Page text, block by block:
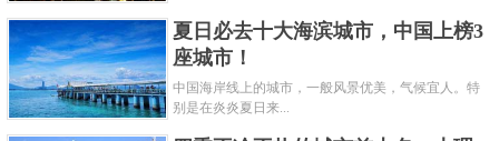
洛阳是先后有13个政权在此建都，[bai]有着1500多
年建都史，超过4000年建城史的华夏文明发祥地之
夏日必去十大海滨城市，中国上榜3
座城市！
中国海岸线上的城市，一般风景优美，气候宜人。特
别是在炎炎夏日来...